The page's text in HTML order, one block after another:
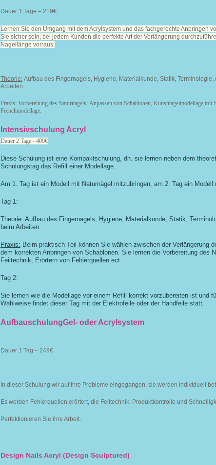
Dauer 1 Tage – 219€
Lernen Sie den Umgang mit dem Acrylsystem und das fachgerechte Anbringen
Sie sicher sein, bei jedem Kunden die perfekte Art der Verlängerung
Nagellänge vorraus.
Theorie:Aufbau des Fingernagels, Hygiene, Materialkunde, Statik, Terminologie,
Arbeiten
Praxis:Vorbereitung des Naturnagels, Anpassen von Schablonen, Kunstnagelmodellage
Frenchmodellage.
Intensivschulung Acryl
Dauer 2 Tage - 409€
Diese Schulung ist eine Kompaktschulung, dh. sie lernen neben dem
Schulungstag das Refill einer Modellage.
Am 1. Tag ist ein Modell mit Naturnägel mitzubringen, am 2. Tag ein Modell
Tag 1:
Theorie: Aufbau des Fingernagels, Hygiene, Materialkunde, Statik,
beim Arbeiten
Praxis: Beim praktisch Teil können Sie wählen zwischen der Verlängerung
dem korrekten Anbringen von Schablonen. Sie lernen die Vorbereitung des
Feiltechnik, Erörtern von Fehlerquellen ect.
Tag 2:
Sie lernen wie die Modellage vor einem Refill korrekt vorzubereiten ist und
Wahlweise findet dieser Tag mit der Elektrofeile oder der Handfeile statt.
AufbauschulungGel- oder Acrylsystem
Dauer 1 Tag – 249€
In dieser Schulung wir auf Ihre Probleme eingegangen, sie werden individuell
Es werden Fehlerquellen erörtert, die Feiltechnik, Produktkontrolle und
Perfektionieren Sie ihre Arbeit.
Design Nails Acryl (Design Sculptured)